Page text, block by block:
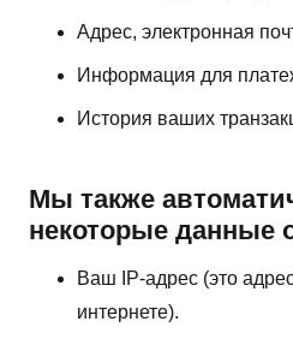
Адрес, электронная
Информация для
История ваших
Мы также
некоторые данные
Ваш IP-адрес (это
интернете).